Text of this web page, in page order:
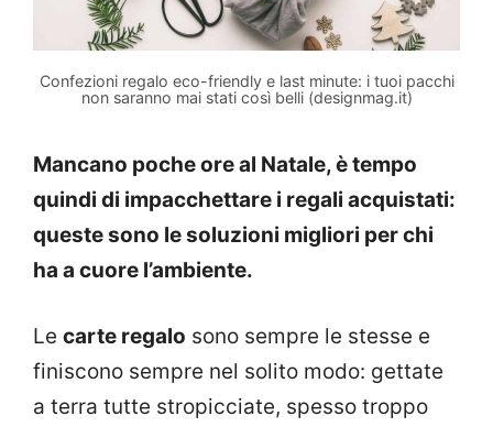
Confezioni regalo eco-friendly e last minute: i tuoi pacchi
non saranno mai stati così belli (designmag.it)
Mancano poche ore al Natale, è tempo
quindi di impacchettare i regali acquistati:
queste sono le soluzioni migliori per chi
ha a cuore l’ambiente.
Le carte regalo sono sempre le stesse e
finiscono sempre nel solito modo: gettate
a terra tutte stropicciate, spesso troppo